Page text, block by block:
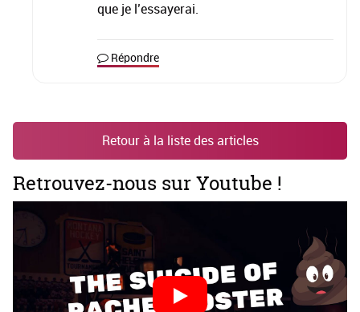
que je l’essayerai.
Répondre
Retour à la liste des articles
Retrouvez-nous sur Youtube !